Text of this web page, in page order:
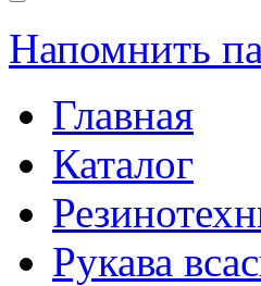
Напомнить
Главная
Каталог
Рукава